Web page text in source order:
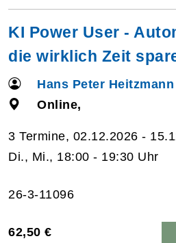
KI Power User -
die wirklich Zeit
Hans Peter
Online,
3 Termine, 02.12.2026 -
Di., Mi., 18:00 - 19:30 Uhr
26-3-11096
62,50 €